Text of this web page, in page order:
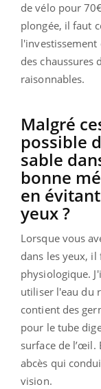
de vélo pour
plongée, il faut
l'investissement
des chaussures
raisonnables.
Malgré
possible
sable
bonne
en
yeux ?
Lorsque vous
dans les yeux,
physiologique.
utiliser l'eau du
contient des
pour le tube
surface de l’œil.
abcès qui
vision.